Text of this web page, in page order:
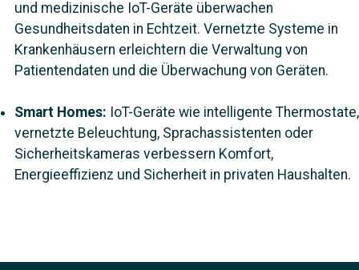
und medizinische IoT-Geräte überwachen
Gesundheitsdaten in Echtzeit. Vernetzte Systeme in
Krankenhäusern erleichtern die Verwaltung von
Patientendaten und die Überwachung von Geräten.
Smart Homes: IoT-Geräte wie intelligente Thermostate,
vernetzte Beleuchtung, Sprachassistenten oder
Sicherheitskameras verbessern Komfort,
Energieeffizienz und Sicherheit in privaten Haushalten.